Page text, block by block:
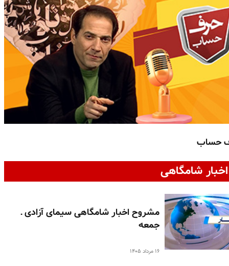
حساب
شامگاهی
مشروح اخبار شامگاهی سیمای آزادی ـ
جمعه
۱۶ مرداد ۱۴۰۵